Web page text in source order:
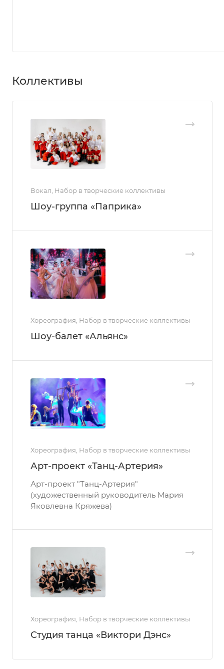
Коллективы
Вокал, Набор в творческие коллективы
Шоу-группа «Паприка»
Хореография, Набор в творческие коллективы
Шоу-балет «Альянс»
Хореография, Набор в творческие коллективы
Арт-проект «Танц-Артерия»
Арт-проект "Танц-Артерия"
(художественный руководитель Мария
Яковлевна Кряжева)
Хореография, Набор в творческие коллективы
Студия танца «Виктори Дэнс»